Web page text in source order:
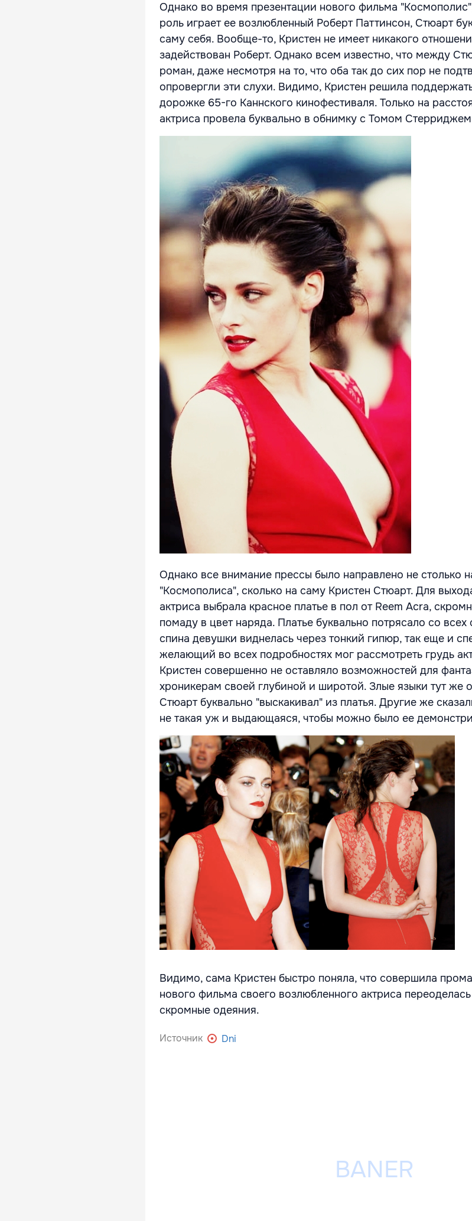
Однако во время презентации нового фильма
роль играет ее возлюбленный Роберт Паттинсон, Стюарт
саму себя. Вообще-то, Кристен не имеет никакого
задействован Роберт. Однако всем известно, что между
роман, даже несмотря на то, что оба так до сих пор не
опровергли эти слухи. Видимо, Кристен решила
дорожке 65-го Каннского кинофестиваля. Только на
актриса провела буквально в обнимку с Томом
Однако все внимание прессы было направлено не столько
"Космополиса", сколько на саму Кристен Стюарт. Для
актриса выбрала красное платье в пол от Reem Acra,
помаду в цвет наряда. Платье буквально потрясало со всех
спина девушки виднелась через тонкий гипюр, так еще и
желающий во всех подробностях мог рассмотреть грудь
Кристен совершенно не оставляло возможностей для
хроникерам своей глубиной и широтой. Злые языки тут же
Стюарт буквально "выскакивал" из платья. Другие же
не такая уж и выдающаяся, чтобы можно было ее
Видимо, сама Кристен быстро поняла, что совершила
нового фильма своего возлюбленного актриса
скромные одеяния.
Источник Dni